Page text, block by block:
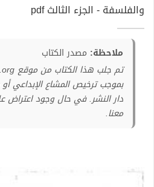
والفلسفة - الجزء الثالث pdf
ملاحظة: مصدر الكتاب
بموجب ترخيص المشاع الإبداعي
دار النشر. في حال وجود اعتراض
معنا.